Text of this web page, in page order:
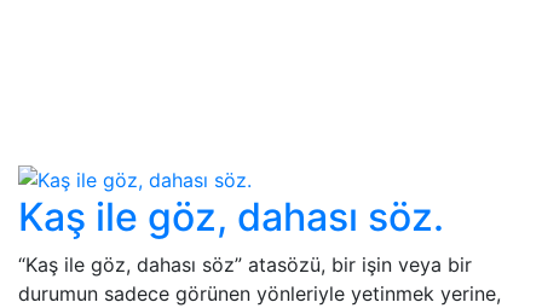
Kaş ile göz, dahası söz.
“Kaş ile göz, dahası söz” atasözü, bir işin veya bir
durumun sadece görünen yönleriyle yetinmek yerine,